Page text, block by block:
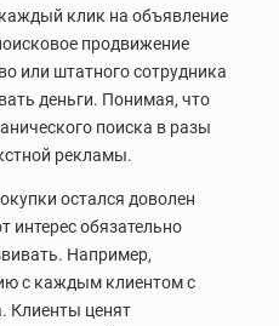
клик на объявление
продвижение
или штатного сотрудника
деньги. Понимая, что
поиска в разы
рекламы.
остался доволен
интерес обязательно
Например,
с каждым клиентом с
Клиенты ценят